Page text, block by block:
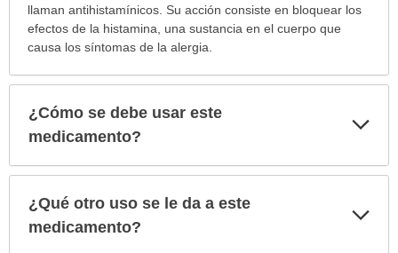
enfermedades
prescribe
medicamento?
sido
extendido.
llaman antihistamínicos. Su acción consiste en bloquear los
efectos de la histamina, una sustancia en el cuerpo que
causa los síntomas de la alergia.
¿Cómo se debe usar este
medicamento?
¿Qué otro uso se le da a este
medicamento?